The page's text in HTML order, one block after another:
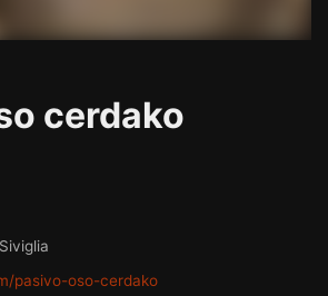
cerdako
pasivo-oso-cerdako